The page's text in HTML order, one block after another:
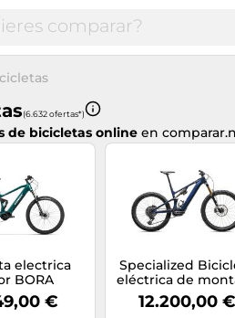
(6.632 ofertas*)
de bicicletas online en
electrica
BORA
€
Specialized
eléctrica de
Turbo Levo 4 Pro
Carbon 29" / 27,5"
12.200,00 €